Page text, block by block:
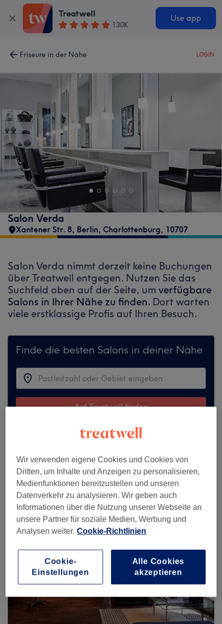
Treatwell
130K
Use app
Friseure in der Nähe LOGIN
Salon Verda
Xantener Str. 8, Berlin, Charlottenburg, 10707
Salon Verda nimmt derzeit keine Buchungen
über Treatwell entgegen. Nutzen Sie das
Suchfeld oben auf der Seite, um verfügbare
Salons in Ihrer Nähe zu finden. Dort warten
viele erstklassige Profis auf Ihren Besuch.
Finde die besten Salons in deiner Nähe
Auf Treatwell finden
Mehr Salons anzeigen
Wir verwenden eigene Cookies und Cookies von
Dritten, um Inhalte und Anzeigen zu personalisieren,
Medienfunktionen bereitzustellen und unseren
Datenverkehr zu analysieren. Wir geben auch
Informationen über die Nutzung unserer Webseite an
unsere Partner für soziale Medien, Werbung und
Analysen weiter. Cookie-Richtlinien
Cookie-
Einstellungen
Alle Cookies
akzeptieren